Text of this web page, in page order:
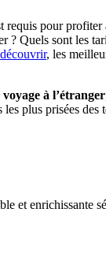
pour profiter
? Quels sont les
, les
à l’étranger
plus prisées
et enrichissante